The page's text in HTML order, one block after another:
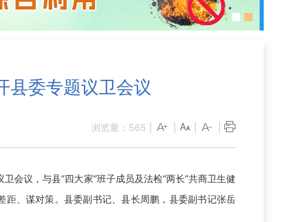
委专题议卫会议
浏览量： 565
议，与县“四大家”班子成员及法检“两长”共商卫生健
、谋对策。县委副书记、县长周鹏，县委副书记张岳